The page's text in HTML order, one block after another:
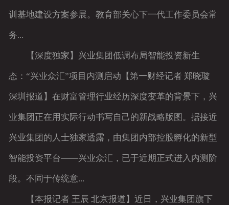
训基地建设方案参展。教育部关心下一代工作委员会常
务...
【深度独家】兴业集团低调布局智能投资新生
态：“兴业众汇”项目内测启动【第一财经记者 郑晓璇
深圳报道】在财富管理行业经历深度变革的背景下，兴
业集团正在用实际行动书写自己的新战略版图。据接近
兴业集团的人士独家透露，由集团内部控股孵化的新型
智能投资平台——兴业众汇，已于近期正式进入内测阶
段。不同于传统意...
【本报记者 王辰 北京报道】近日，兴业集团旗下